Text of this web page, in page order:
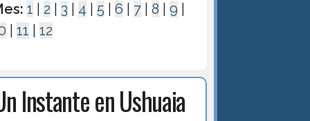
1 2 3 4 5 |6 7 |8 |9
|11 |12
Instante en Ushuaia